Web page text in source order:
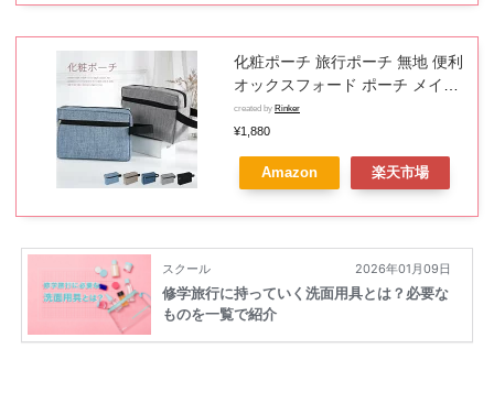
ベル
化粧ポーチ 旅行ポーチ 無地 便利
オックスフォード ポーチ メイク
ポーチ 収納 コスメポーチ コスメ
収納 ダブルファスナー 大容量 化
粧品 洗面用具 グッズ レディース
メンズ トラベルポーチ シンプル
created by Rinker
¥1,880
Amazon 楽天市場